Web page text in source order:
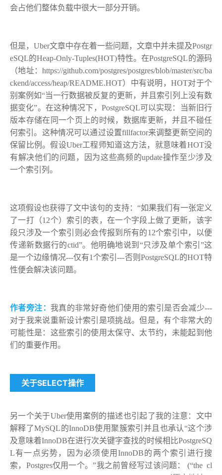
会占他们整体负载中很大一部分开销。
但是，Uber文章中存在着一些问题，文章中并未提及Postgr
eSQL的Heap-Only-Tuples(HOT)特性。在PostgreSQL的源码
（地址：https://github.com/postgres/postgres/blob/master/src/ba
ckend/access/heap/README.HOT）中有说明，HOT对于个
别案例如“当一行数据被反复的更新，并且索引列上没有数
据变化”。在这种情况下，PostgreSQL可以实现：当新旧行
版本存储在同一个页上的时候，数据库更新，并且不碰任
何索引。这种情况可以通过设置fillfactor来调整更新空间的
保留比例。假设Uber工程师知道这方法，就意味着HOT没
有解决他们的问题，因为这些高频的update操作至少涉及
一个索引列。
这项假设也获得了文中该句的支持：“如果我们有一张定义
了一打（12个）索引的表，在一个字段上做了更新，该字
段只涉及一个索引则必会传报到所有的12个索引中，以便
传递新数据行的ctid”。他明确地说到“只涉及单个索引”这
是一个边缘情况---仅有1个索引---否则PostgreSQL的HOT特
性便会解决该问题。
作者旁注： 我真的非常好奇他们使用的索引是否会减少---
对于我来说重新设计索引是项挑战。但是，有个非常大的
可能性是：这些索引的使用太保守、太节约，未能起到他
们的重要作用。
关于SELECT操作
另一个关于Uber使用案例的描述也引起了我的注意：文中
解释了MySQL的InnoDB使用聚簇索引并且也承认“这个涉
及意味着InnoDB在进行次关键字查找的时候相比PostgreSQ
L有一点劣势，因为必须使用InnoDB的两个索引进行搜
索，Postgres仅用一个。”我之前曾经写过该问题： (“the cl